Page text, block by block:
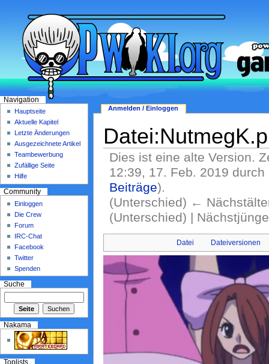
Dies ist eine alte Version.
12:39, 17. Feb. 2019 durch
Beiträge).
(Unterschied) ←
(Unterschied) |
Datei Dateiversionen
Anmelden / Einloggen
Navigation
Hauptseite
Aktuelle Kapitel
Letzte Änderungen
Ausgezeichnete Artikel
Teambewerbung
Zufällige Seite
Hilfe
Community
Einloggen
Die Crew
Forum
IRC-Chat
Facebook
Twitter
Spenden
Suche
Nakama
Toplists